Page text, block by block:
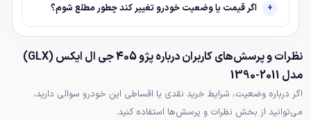
اگر قیمت یا وضعیت خودرو تغییر کند چطور مطلع شوم؟
نظرات و پرسش‌های کاربران درباره پژو 405 جی ال ایکس (GLX)
مدل 2011-1390
اگر درباره وضعیت، شرایط خرید نقدی یا اقساطی این خودرو سوالی دارید،
می‌توانید از بخش نظرات و پرسش‌ها استفاده کنید.